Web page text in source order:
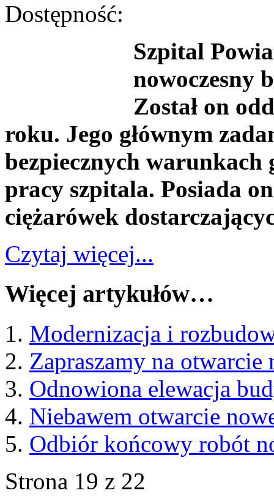
Dostępność:
Szpital
nowoczesny
Został on
roku. Jego głównym
bezpiecznych warunkach
pracy szpitala. Posiada
ciężarówek
Czytaj więcej...
Więcej artykułów…
Modernizacja i
Zapraszamy na otwarcie
Odnowiona elewacja
Niebawem otwarcie
Odbiór końcowy robót
Strona 19 z 22